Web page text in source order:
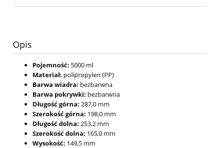
Opis
Pojemność: 5000 ml
Materiał: polipropylen (PP)
Barwa wiadra: bezbarwna
Barwa pokrywki: bezbarwna
Długość górna: 287,0 mm
Szerokość górna: 198,0 mm
Długość dolna: 253,2 mm
Szerokość dolna: 165,0 mm
Wysokość: 149,5 mm